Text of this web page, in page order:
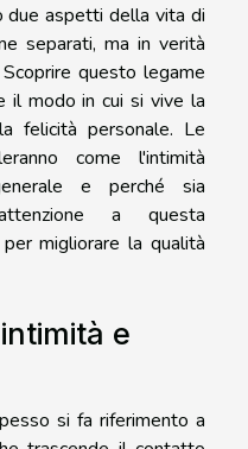
due aspetti della vita di
separati, ma in verità
questo legame
il modo in cui si vive la
felicità personale. Le
come l'intimità
e perché sia
a questa
migliorare la qualità
e
si fa riferimento a